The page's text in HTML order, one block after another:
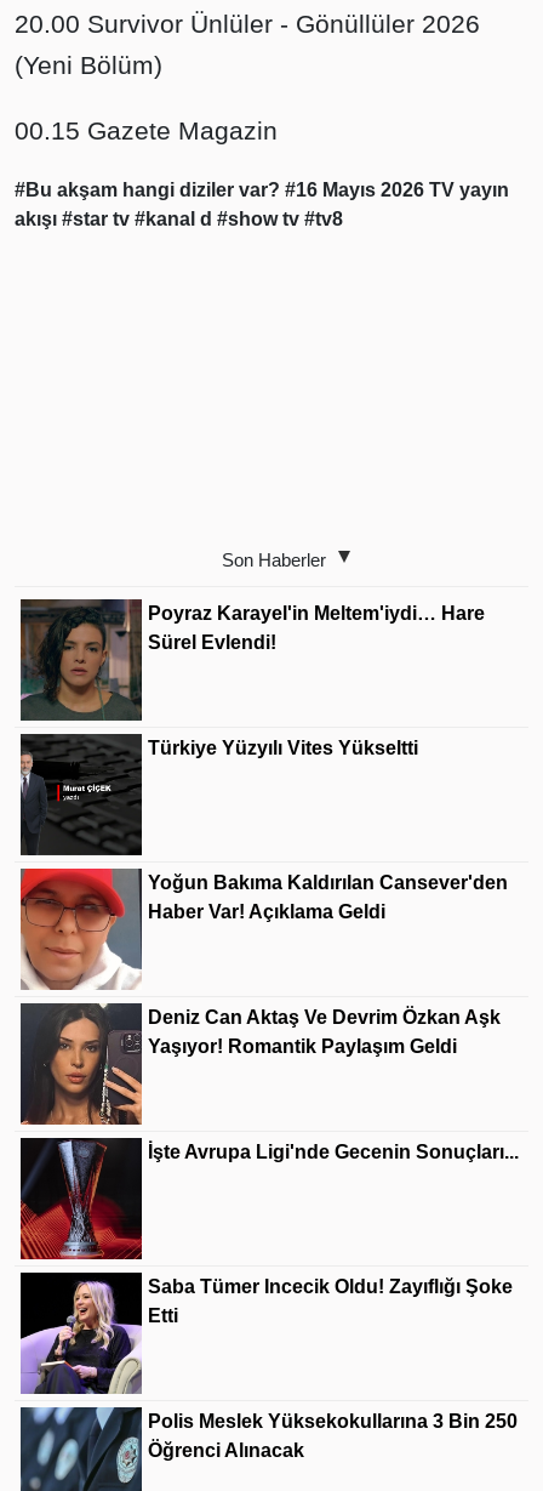
20.00 Survivor Ünlüler - Gönüllüler 2026
(Yeni Bölüm)
00.15 Gazete Magazin
#Bu akşam hangi diziler var? #16 Mayıs 2026 TV yayın
akışı #star tv #kanal d #show tv #tv8
Son Haberler
Poyraz Karayel'in Meltem'iydi… Hare
Sürel Evlendi!
Türkiye Yüzyılı Vites Yükseltti
Yoğun Bakıma Kaldırılan Cansever'den
Haber Var! Açıklama Geldi
Deniz Can Aktaş Ve Devrim Özkan Aşk
Yaşıyor! Romantik Paylaşım Geldi
İşte Avrupa Ligi'nde Gecenin Sonuçları...
Saba Tümer Incecik Oldu! Zayıflığı Şoke
Etti
Polis Meslek Yüksekokullarına 3 Bin 250
Öğrenci Alınacak